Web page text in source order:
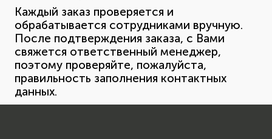
Каждый заказ проверяется и
обрабатывается сотрудниками вручную.
После подтверждения заказа, с Вами
свяжется ответственный менеджер,
поэтому проверяйте, пожалуйста,
правильность заполнения контактных
данных.